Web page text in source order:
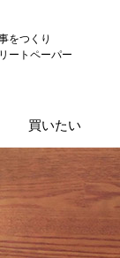
をつくり
ートペーパー
買いたい